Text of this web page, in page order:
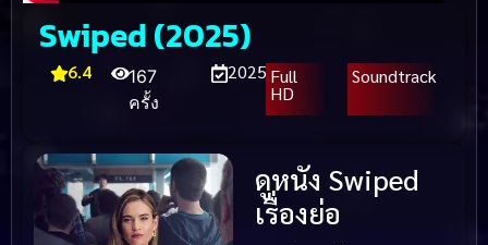
Swiped (2025)
6.4
167
ครั้ง
2025 Full
HD
Soundtrack
ดูหนัง Swiped
เรื่องย่อ